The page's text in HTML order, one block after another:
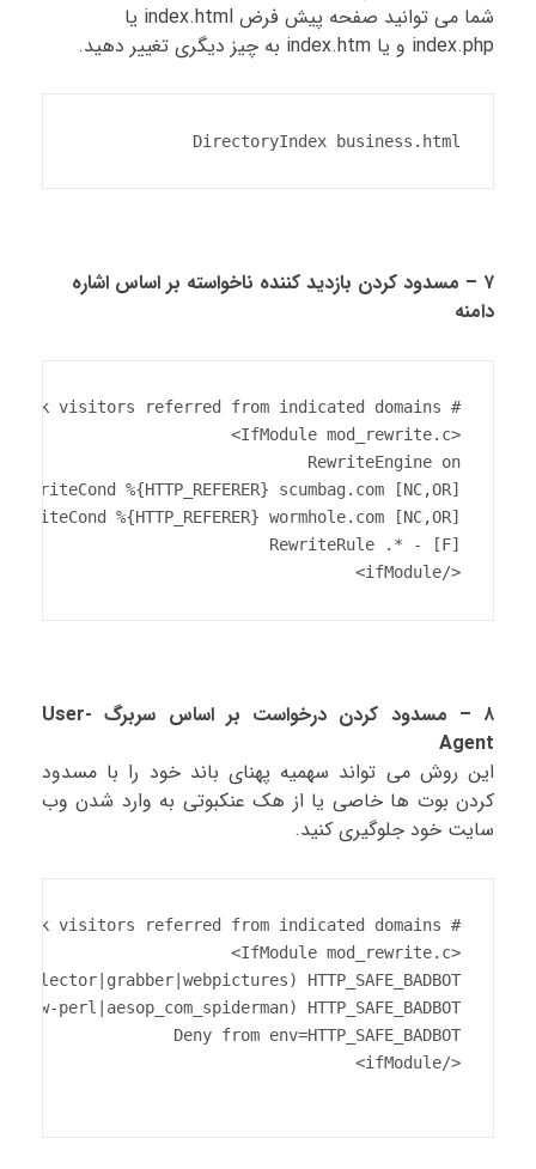
شما می توانید صفحه پیش فرض index.html یا
index.php و یا index.htm به چیز دیگری تغییر دهید.
DirectoryIndex business.html
۷ – مسدود کردن بازدید کننده ناخواسته بر اساس اشاره
دامنه
</ifModule>
۸ – مسدود کردن درخواست بر اساس سربرگ User-
Agent
این روش می تواند سهمیه پهنای باند خود را با مسدود
کردن بوت ها خاصی یا از هک عنکبوتی به وارد شدن وب
سایت خود جلوگیری کنید.